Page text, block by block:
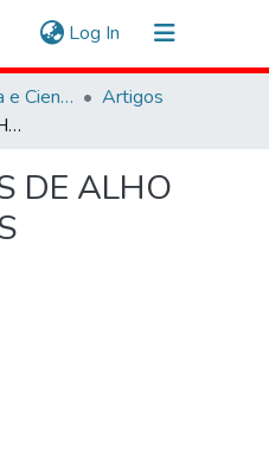
Log In (current)
Produção acadêmica e Científica
Artigos
COR DE PASTAS DE ALHO ARMAZENADAS
DE ALHO